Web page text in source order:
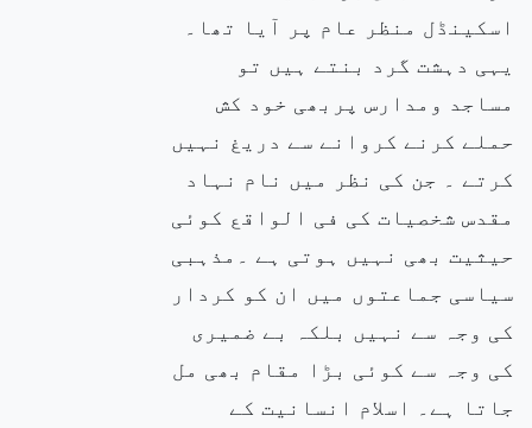
اسکینڈل منظر عام پر آیا تھا۔
یہی دہشت گرد بنتے ہیں تو
مساجد ومدارس پربھی خود کش
حملے کرنے کروانے سے دریغ نہیں
کرتے ۔ جن کی نظر میں نام نہاد
مقدس شخصیات کی فی الواقع کوئی
حیثیت بھی نہیں ہوتی ہے ۔مذہبی
سیاسی جماعتوں میں ان کو کردار
کی وجہ سے نہیں بلکہ بے ضمیری
کی وجہ سے کوئی بڑا مقام بھی مل
جاتا ہے۔ اسلام انسانیت کے